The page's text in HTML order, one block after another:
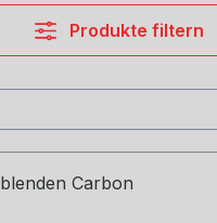
Produkte filtern